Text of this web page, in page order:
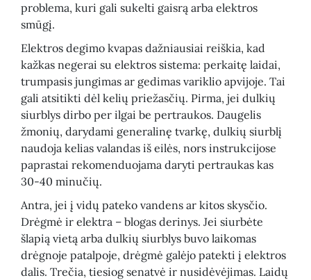
problema, kuri gali sukelti gaisrą arba elektros
smūgį.
Elektros degimo kvapas dažniausiai reiškia, kad
kažkas negerai su elektros sistema: perkaitę laidai,
trumpasis jungimas ar gedimas variklio apvijoje. Tai
gali atsitikti dėl kelių priežasčių. Pirma, jei dulkių
siurblys dirbo per ilgai be pertraukos. Daugelis
žmonių, darydami generalinę tvarkę, dulkių siurblį
naudoja kelias valandas iš eilės, nors instrukcijose
paprastai rekomenduojama daryti pertraukas kas
30-40 minučių.
Antra, jei į vidų pateko vandens ar kitos skysčio.
Drėgmė ir elektra – blogas derinys. Jei siurbėte
šlapią vietą arba dulkių siurblys buvo laikomas
drėgnoje patalpoje, drėgmė galėjo patekti į elektros
dalis. Trečia, tiesiog senatvė ir nusidėvėjimas. Laidų